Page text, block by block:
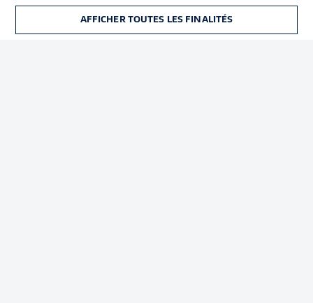
Travaux Contact
AFFICHER TOUTES LES FINALITÉS